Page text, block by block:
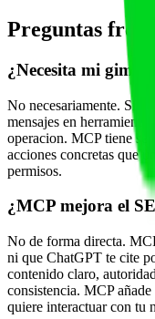
Preguntas
¿Necesita mi
No necesariamente. Si
mensajes en
operacion. MCP tiene
acciones concretas que
permisos.
¿MCP mejora el
No de forma directa.
ni que ChatGPT te cite
contenido claro,
consistencia. MCP
quiere interactuar con tu